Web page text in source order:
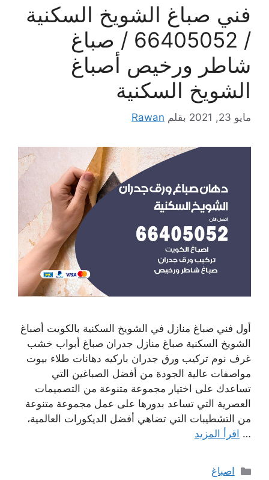
فني صباغ الشويخ السكنية
/ 66405052 / صباغ
شاطر ورخيص أصباغ
الشويخ السكنية
مايو 23, 2021 بقلم Rawan
أول فني صباغ منازل في الشويخ السكنية بالكويت أصباغ
الشويخ السكنية صباغ منازل جدران صباغ أبواب خشب
غرف نوم تركيب ورق جدران باركيه دهانات طلاء بيوت
مواصفات عالية الجودة من أفضل الصباغين التي
تساعدك على اختيار مجموعة متنوعة من التصميمات
العصرية التي تساعد بدورها على عمل مجموعة متنوعة
من التشطيبات التي تضاهي أفضل الديكورات العالمية،
… اقرأ المزيد
التصنيفات
اصباغ